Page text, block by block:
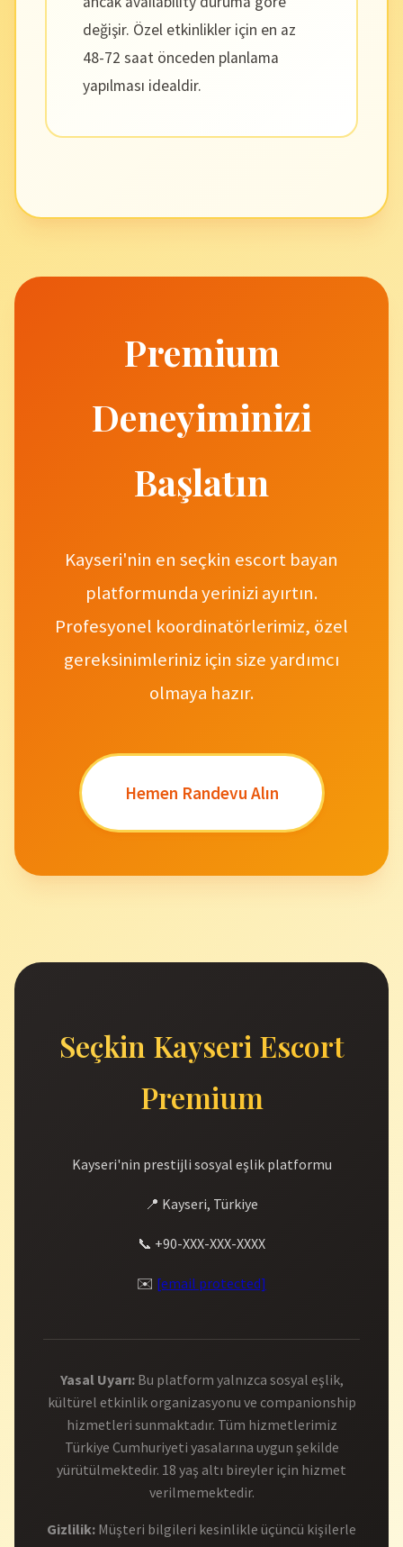
değişir. Özel etkinlikler için en az
48-72 saat önceden planlama
yapılması idealdir.
Premium
Deneyiminizi
Başlatın
Kayseri'nin en seçkin escort bayan
platformunda yerinizi ayırtın.
Profesyonel koordinatörlerimiz, özel
gereksinimleriniz için size yardımcı
olmaya hazır.
Hemen Randevu Alın
Seçkin Kayseri Escort
Premium
Kayseri'nin prestijli sosyal eşlik platformu
📍 Kayseri, Türkiye
📞 +90-XXX-XXX-XXXX
✉️ [email protected]
Yasal Uyarı:Bu platform yalnızca sosyal eşlik,
kültürel etkinlik organizasyonu ve companionship
hizmetleri sunmaktadır. Tüm hizmetlerimiz
Türkiye Cumhuriyeti yasalarına uygun şekilde
yürütülmektedir. 18 yaş altı bireyler için hizmet
verilmemektedir.
Gizlilik: Müşteri bilgileri kesinlikle üçüncü kişilerle